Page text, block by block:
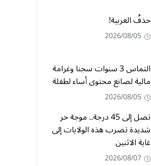
حذفُ العربية!
2026/08/05
التماس 3 سنوات سجنا وغرامة
مالية لصانع محتوى أساء لطفلة
2026/08/05
تصل إلى 45 درجة.. موجة حر
شديدة تضرب هذه الولايات إلى
غاية الاثنين
2026/08/07